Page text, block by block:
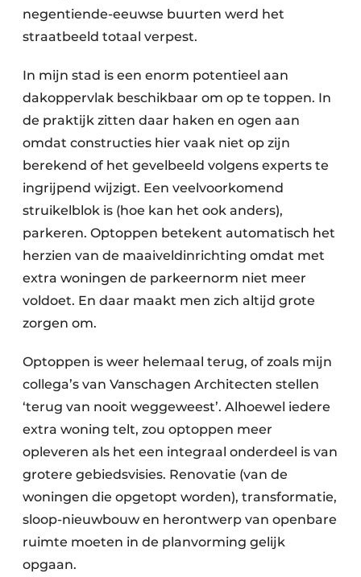
negentiende-eeuwse buurten werd het
straatbeeld totaal verpest.
In mijn stad is een enorm potentieel aan
dakoppervlak beschikbaar om op te toppen. In
de praktijk zitten daar haken en ogen aan
omdat constructies hier vaak niet op zijn
berekend of het gevelbeeld volgens experts te
ingrijpend wijzigt. Een veelvoorkomend
struikelblok is (hoe kan het ook anders),
parkeren. Optoppen betekent automatisch het
herzien van de maaiveldinrichting omdat met
extra woningen de parkeernorm niet meer
voldoet. En daar maakt men zich altijd grote
zorgen om.
Optoppen is weer helemaal terug, of zoals mijn
collega’s van Vanschagen Architecten stellen
‘terug van nooit weggeweest’. Alhoewel iedere
extra woning telt, zou optoppen meer
opleveren als het een integraal onderdeel is van
grotere gebiedsvisies. Renovatie (van de
woningen die opgetopt worden), transformatie,
sloop-nieuwbouw en herontwerp van openbare
ruimte moeten in de planvorming gelijk
opgaan.